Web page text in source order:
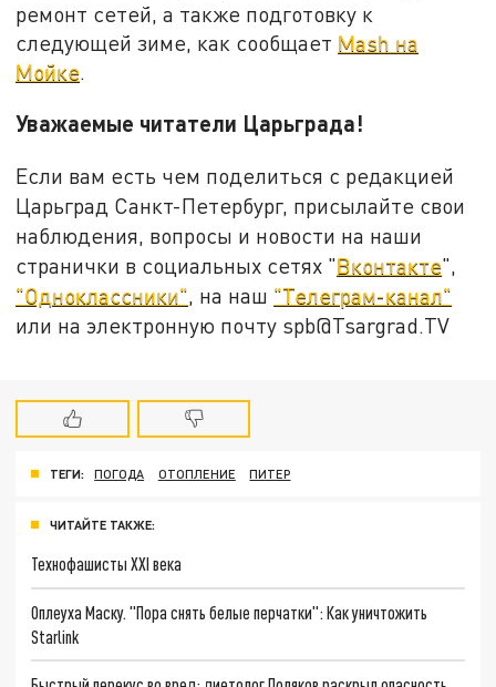
ремонт сетей, а также подготовку к
следующей зиме, как сообщает Mash на
Мойке.
Уважаемые читатели Царьграда!
Если вам есть чем поделиться с редакцией
Царьград Санкт-Петербург, присылайте свои
наблюдения, вопросы и новости на наши
странички в социальных сетях "Вконтакте",
"Одноклассники" , на наш "Телеграм-канал"
или на электронную почту spb@Tsargrad.TV
ТЕГИ: ПОГОДА ОТОПЛЕНИЕ ПИТЕР
ЧИТАЙТЕ ТАКЖЕ:
Технофашисты XXI века
Оплеуха Маску. "Пора снять белые перчатки": Как уничтожить
Starlink